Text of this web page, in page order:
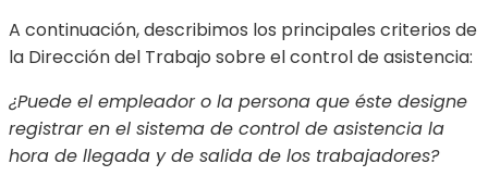
A continuación, describimos los principales criterios de
la Dirección del Trabajo sobre el control de asistencia:
¿Puede el empleador o la persona que éste designe
registrar en el sistema de control de asistencia la
hora de llegada y de salida de los trabajadores?